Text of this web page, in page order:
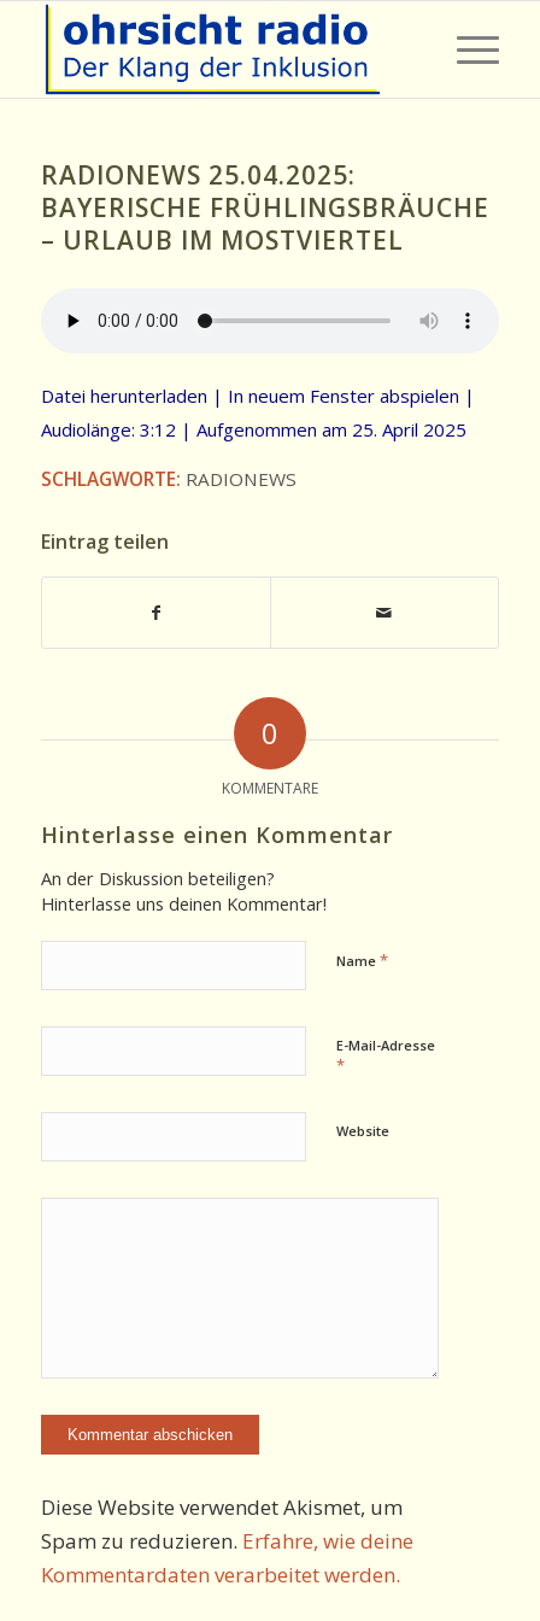
RADIONEWS 25.04.2025:
BAYERISCHE FRÜHLINGSBRÄUCHE
– URLAUB IM MOSTVIERTEL
Datei herunterladen | In neuem Fenster abspielen |
Audiolänge: 3:12 | Aufgenommen am 25. April 2025
SCHLAGWORTE: RADIONEWS
Eintrag teilen
0
KOMMENTARE
Hinterlasse einen Kommentar
An der Diskussion beteiligen?
Hinterlasse uns deinen Kommentar!
Name *
E-Mail-Adresse
*
Website
Diese Website verwendet Akismet, um
Spam zu reduzieren. Erfahre, wie deine
Kommentardaten verarbeitet werden.